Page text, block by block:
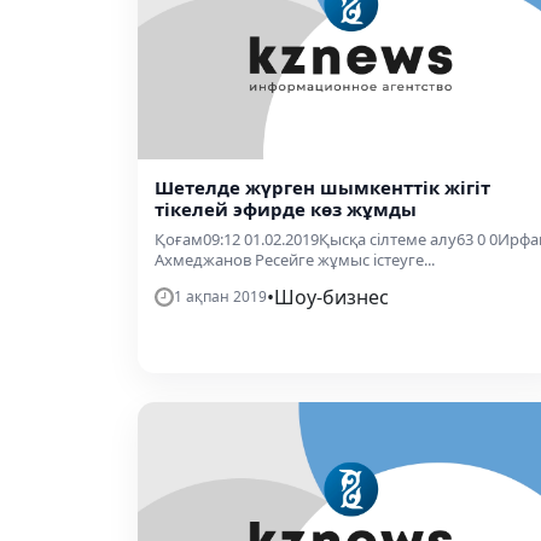
Шетелде жүрген шымкенттік жігіт
тікелей эфирде көз жұмды
Қоғам09:12 01.02.2019Қысқа сілтеме алу63 0
Ахмеджанов Ресейге жұмыс істеуге...
1 ақпан 2019•Шоу-бизнес